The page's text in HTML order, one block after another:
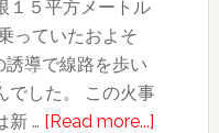
１５平方メートル
っていたおよそ
導で線路を歩い
でした。 この火事
新 … [Read more...]about